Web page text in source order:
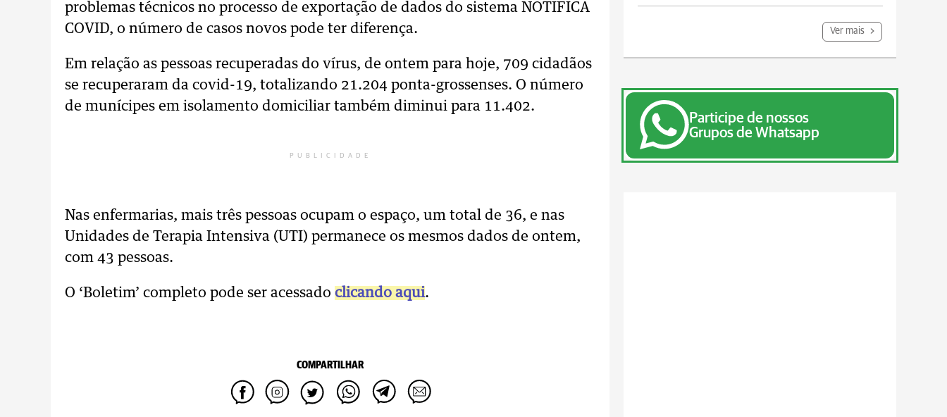
problemas técnicos no processo de exportação de dados do sistema NOTIFICA
COVID, o número de casos novos pode ter diferença.
Em relação as pessoas recuperadas do vírus, de ontem para hoje, 709 cidadãos
se recuperaram da covid-19, totalizando 21.204 ponta-grossenses. O número
de munícipes em isolamento domiciliar também diminui para 11.402.
PUBLICIDADE
Nas enfermarias, mais três pessoas ocupam o espaço, um total de 36, e nas
Unidades de Terapia Intensiva (UTI) permanece os mesmos dados de ontem,
com 43 pessoas.
O ‘Boletim’ completo pode ser acessado clicando aqui.
COMPARTILHAR
Ver mais
Participe de nossos
Grupos de Whatsapp